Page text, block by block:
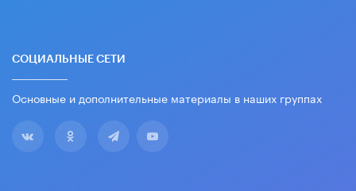
СОЦИАЛЬНЫЕ СЕТИ
Основные и дополнительные материалы в наших группах